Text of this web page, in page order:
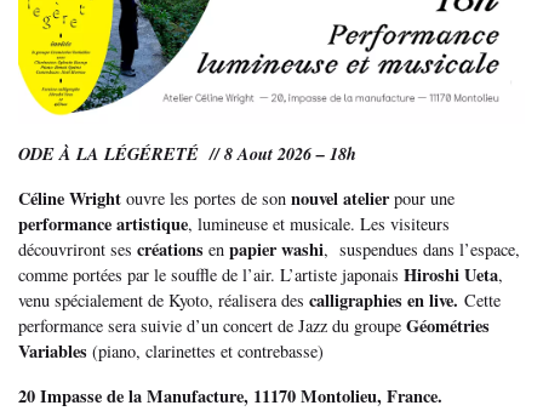
ODE À LA LÉGÉRETÉ // 8 Aout 2026 – 18h
Céline Wright ouvre les portes de son nouvel atelier pour une
performance artistique, lumineuse et musicale. Les visiteurs
découvriront ses créations en papier washi, suspendues dans l’espace,
comme portées par le souffle de l’air. L’artiste japonais Hiroshi Ueta,
venu spécialement de Kyoto, réalisera des calligraphies en live. Cette
performance sera suivie d’un concert de Jazz du groupe Géométries
Variables (piano, clarinettes et contrebasse)
20 Impasse de la Manufacture, 11170 Montolieu, France.